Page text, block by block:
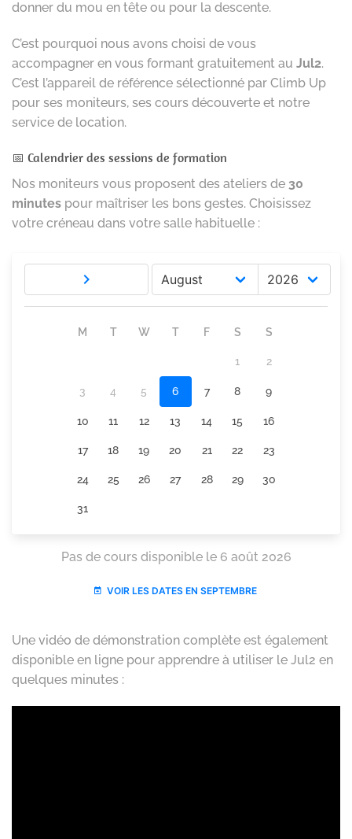
donner du mou en tête ou pour la descente.
C’est pourquoi nous avons choisi de vous
accompagner en vous formant gratuitement au Jul2.
C’est l’appareil de référence sélectionné par Climb Up
pour ses moniteurs, ses cours découverte et notre
service de location.
📅 Calendrier des sessions de formation
Nos moniteurs vous proposent des ateliers de 30
minutes pour maîtriser les bons gestes. Choisissez
votre créneau dans votre salle habituelle :
Une vidéo de démonstration complète est également
disponible en ligne pour apprendre à utiliser le Jul2 en
quelques minutes :